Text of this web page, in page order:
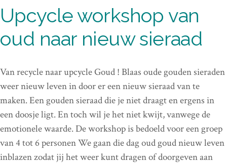
Upcycle workshop van
oud naar nieuw sieraad
Van recycle naar upcycle Goud ! Blaas oude gouden sieraden
weer nieuw leven in door er een nieuw sieraad van te
maken. Een gouden sieraad die je niet draagt en ergens in
een doosje ligt. En toch wil je het niet kwijt, vanwege de
emotionele waarde. De workshop is bedoeld voor een groep
van 4 tot 6 personen We gaan die dag oud goud nieuw leven
inblazen zodat jij het weer kunt dragen of doorgeven aan